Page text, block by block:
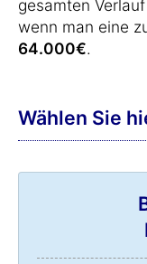
gesamten
wenn man eine
64.000€.
Wählen Sie